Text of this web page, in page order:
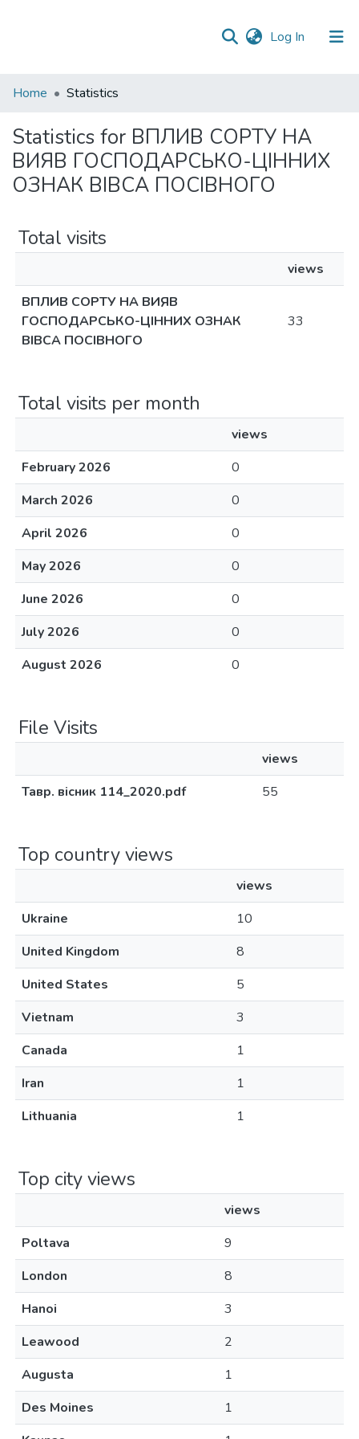
Log In (current)
Communities
Collections
All of DSpace
Home Statistics
Statistics for ВПЛИВ СОРТУ НА
ВИЯВ ГОСПОДАРСЬКО-ЦІННИХ
ОЗНАК ВІВСА ПОСІВНОГО
Total visits
views
ВПЛИВ СОРТУ НА ВИЯВ
ГОСПОДАРСЬКО-ЦІННИХ ОЗНАК
ВІВСА ПОСІВНОГО
33
Total visits per month
views
February 2026
0
March 2026
0
April 2026
0
May 2026
0
June 2026
0
July 2026
0
August 2026
0
File Visits
views
Тавр. вісник 114_2020.pdf
55
Top country views
views
Ukraine
10
United Kingdom
8
United States
5
Vietnam
3
Canada
1
Iran
1
Lithuania
1
Top city views
views
Poltava
9
London
8
Hanoi
3
Leawood
2
Augusta
1
Des Moines
1